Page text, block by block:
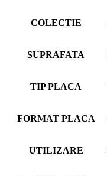
COLECTIE
SUPRAFATA
TIP PLACA
FORMAT PLACA
UTILIZARE